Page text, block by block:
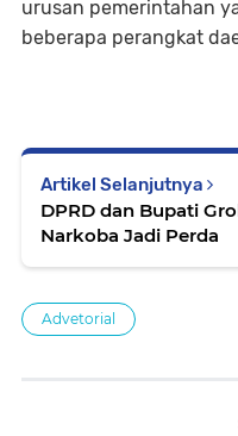
urusan pemerintahan
beberapa perangkat
Artikel Selanjutnya
DPRD dan Bupati
Narkoba Jadi Perda
Advetorial